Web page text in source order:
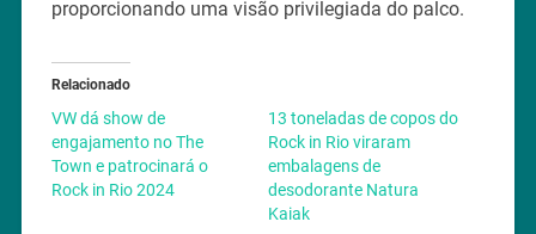
proporcionando uma visão privilegiada do palco.
Relacionado
VW dá show de
engajamento no The
Town e patrocinará o
Rock in Rio 2024
13 toneladas de copos do
Rock in Rio viraram
embalagens de
desodorante Natura
Kaiak